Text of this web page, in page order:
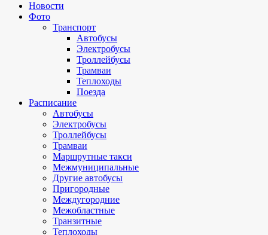
Новости
Фото
Транспорт
Автобусы
Электробусы
Троллейбусы
Трамваи
Теплоходы
Поезда
Расписание
Автобусы
Электробусы
Троллейбусы
Трамваи
Маршрутные такси
Межмуниципальные
Другие автобусы
Пригородные
Междугородние
Межобластные
Транзитные
Теплоходы